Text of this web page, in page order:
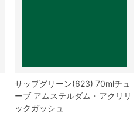
サップグリーン(623) 70mlチュ
ーブ アムステルダム・アクリリ
ックガッシュ